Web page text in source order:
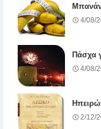
4/08/
Πάσχα
4/08/
2/12/